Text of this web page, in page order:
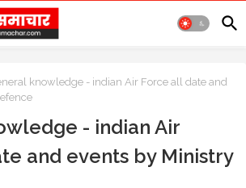
knowledge - indian Air Force all date and
- indian Air
and events by Ministry